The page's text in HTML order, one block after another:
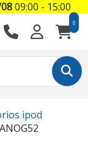
0
ipod
09:00 - 15:00